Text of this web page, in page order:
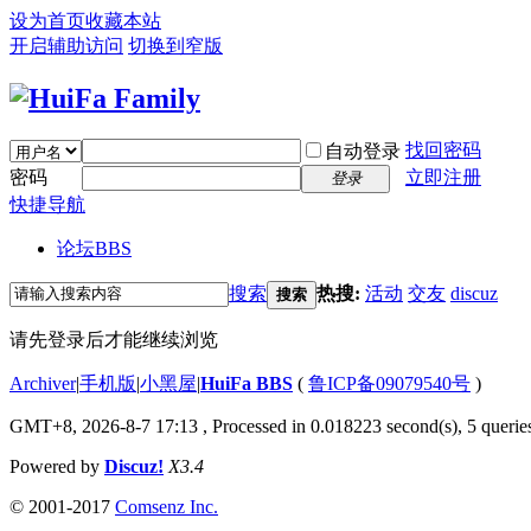
设为首页收藏本站
开启辅助访问 切换到窄版
自动登录 找回密码
密码
登录
立即注册
快捷导航
论坛BBS
搜索 搜索 热搜: 活动 交友 discuz
请先登录后才能继续浏览
Archiver|手机版|小黑屋|HuiFa BBS ( 鲁ICP备09079540号 )
GMT+8, 2026-8-7 17:13 , Processed in 0.018223 second(s), 5
Powered by Discuz! X3.4
© 2001-2017 Comsenz Inc.